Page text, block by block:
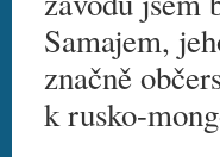
Samajem,
značně
k rusko-